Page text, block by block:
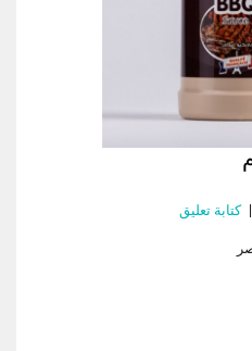
كتابة تعليق